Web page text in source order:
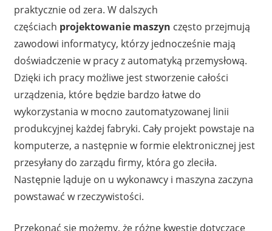
praktycznie od zera. W dalszych
częściach projektowanie maszyn często przejmują
zawodowi informatycy, którzy jednocześnie mają
doświadczenie w pracy z automatyką przemysłową.
Dzięki ich pracy możliwe jest stworzenie całości
urządzenia, które będzie bardzo łatwe do
wykorzystania w mocno zautomatyzowanej linii
produkcyjnej każdej fabryki. Cały projekt powstaje na
komputerze, a następnie w formie elektronicznej jest
przesyłany do zarządu firmy, która go zleciła.
Następnie ląduje on u wykonawcy i maszyna zaczyna
powstawać w rzeczywistości.
Przekonać się możemy, że różne kwestie dotyczące